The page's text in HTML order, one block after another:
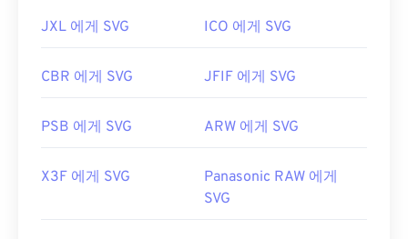
JXL 에게 SVG ICO 에게 SVG
CBR 에게 SVG JFIF 에게 SVG
PSB 에게 SVG ARW 에게 SVG
X3F 에게 SVG
Panasonic RAW 에게
SVG